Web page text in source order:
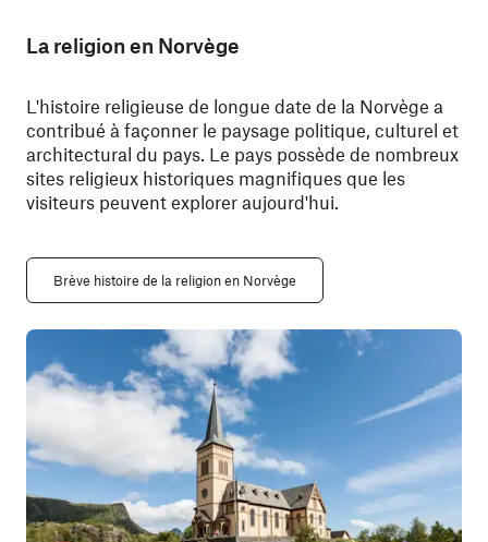
La religion en Norvège
L'histoire religieuse de longue date de la Norvège a
contribué à façonner le paysage politique, culturel et
architectural du pays. Le pays possède de nombreux
sites religieux historiques magnifiques que les
visiteurs peuvent explorer aujourd'hui.
Brève histoire de la religion en Norvège